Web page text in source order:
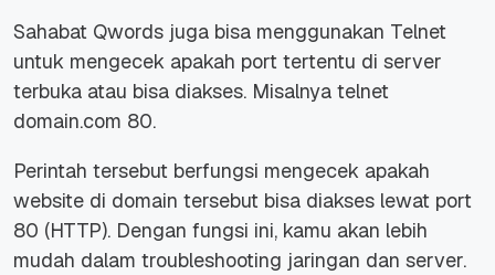
Sahabat Qwords juga bisa menggunakan Telnet
untuk mengecek apakah port tertentu di server
terbuka atau bisa diakses. Misalnya telnet
domain.com 80.
Perintah tersebut berfungsi mengecek apakah
website di domain tersebut bisa diakses lewat port
80 (HTTP). Dengan fungsi ini, kamu akan lebih
mudah dalam troubleshooting jaringan dan server.